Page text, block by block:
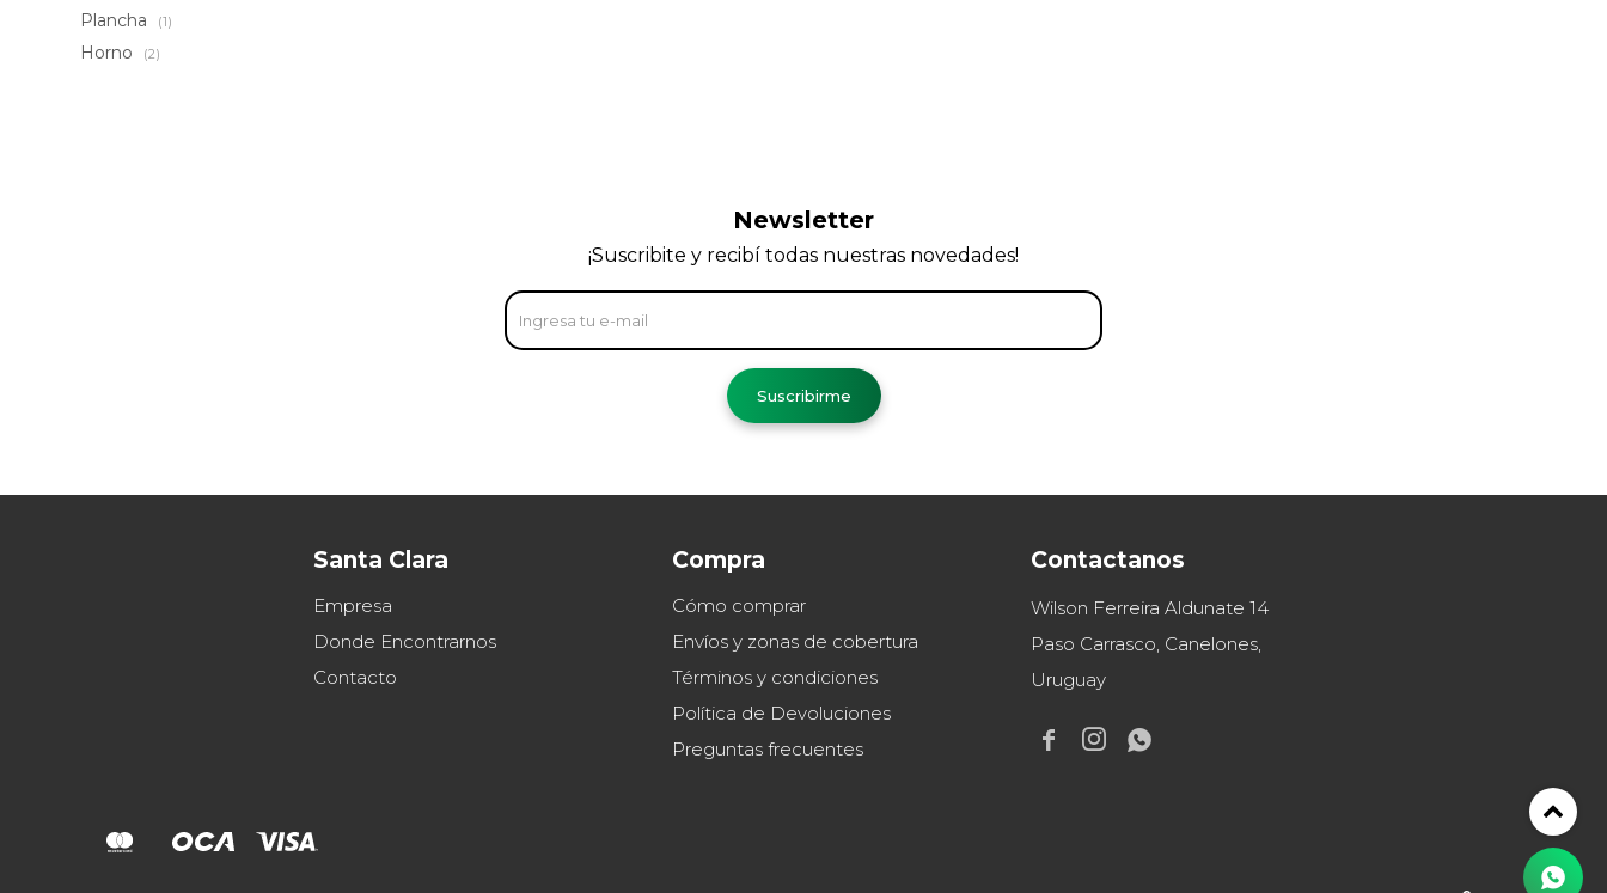
Plancha (1)
Horno (2)
Santa Clara
Empresa
Donde Encontrarnos
Contacto
Compra
Cómo comprar
Envíos y zonas de cobertura
Términos y condiciones
Política de Devoluciones
Preguntas frecuentes
Contactanos
Wilson Ferreira Aldunate 14
Paso Carrasco, Canelones,
Uruguay
  
Newsletter
¡Suscribite y recibí todas nuestras novedades!
Suscribirme